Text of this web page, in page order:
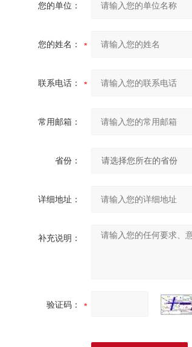
您的单位：
您的姓名：
联系电话：
常用邮箱：
省份：
详细地址：
补充说明：
验证码：